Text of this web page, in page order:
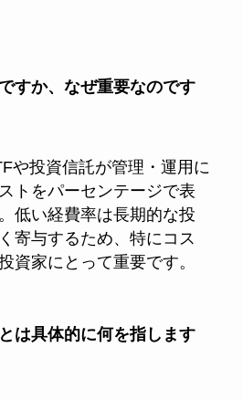
すか、なぜ重要なのです
や投資信託が管理・運用に
トをパーセンテージで表
低い経費率は長期的な投
寄与するため、特にコス
資家にとって重要です。
は具体的に何を指します